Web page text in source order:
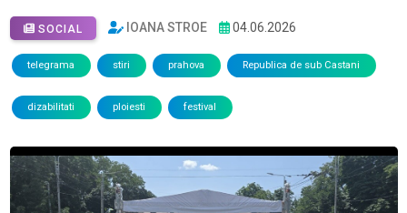
SOCIAL IOANA STROE 04.06.2026
telegrama stiri prahova Republica de sub Castani
dizabilitati ploiesti festival